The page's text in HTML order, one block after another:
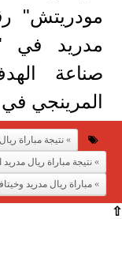
مودريتش"
مدريد في
المرينجي
نتيجة مباراة
نتيجة مباراة ريال مدريد
مباراة ريال مدريد
⇧